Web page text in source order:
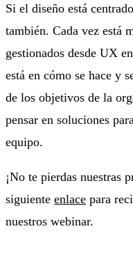
Si el diseño está
también. Cada vez está
gestionados desde UX
está en cómo se hace y
de los objetivos de la
pensar en soluciones
equipo.
¡No te pierdas nuestras
siguiente enlace para
nuestros webinar.